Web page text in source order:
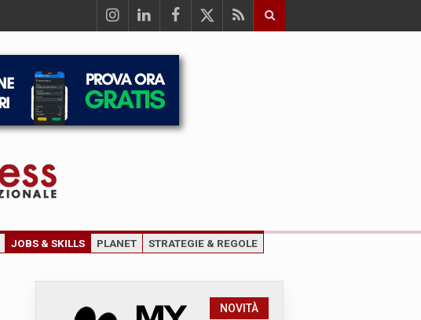
JOBS & SKILLS PLANET STRATEGIE & REGOLE
NOVITÀ